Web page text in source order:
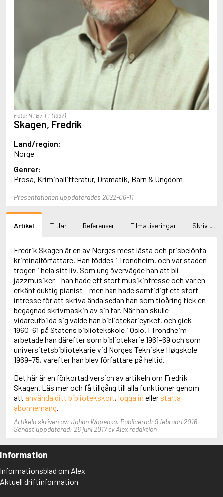
Achebe, Chinua
Achmatova, Anna
Aciman, André
Ackebo, Lena
Acker, Kathy
Ackroyd, Peter
Adam de la Halle
Adamov, Arthur
Adams, Douglas
Adams, Herbert
Adams, Jane
Adams, Richard
Adbåge, Emma
Adbåge, Lisen
Adelborg, Ottilia
Adiga, Aravind
Adnan, Etel
Adolfsson, Evert
Adolfsson, Gunnar
Adolfsson, Josefine
Adolfsson, Maria
Adolphsen, Peter
Foto: NTB / TT (1997)
Skagen, Fredrik
Land/region:
Norge
Genrer:
Prosa, Kriminallitteratur, Dramatik, Barn & Ungdom
Presentationen uppdaterades 2022-06-11
Artikel Titlar Referenser Filmatiseringar Skriv ut
Fredrik Skagen är en av Norges mest lästa och prisbelönta
kriminalförfattare. Han föddes i Trondheim, och var staden
trogen i hela sitt liv. Som ung övervägde han att bli
jazzmusiker – han hade ett stort musikintresse och var en
erkänt duktig pianist – men han hade samtidigt ett stort
intresse för att skriva ända sedan han som tioåring fick en
begagnad skrivmaskin av sin far. När han skulle
vidareutbilda sig valde han bibliotekarieyrket, och gick
1960–61 på Statens bibliotekskole i Oslo. I Trondheim
arbetade han därefter som bibliotekarie 1961–69 och som
universitetsbibliotekarie vid Norges Tekniske Høgskole
1969–75, varefter han blev författare på heltid.
Det här är en förkortad version av artikeln om Fredrik
Skagen. Läs mer och få tillgång till alla funktioner genom
att använda ditt bibliotekskort, logga in eller starta
abonnemang
Artikeln skriven av: Johan Wopenka. Publicerad: 9 februari 2016
Senast uppdaterad: 26 juni 2017 av Alex redaktion
Information
Informationsblad om Alex
Aktuell driftinformation